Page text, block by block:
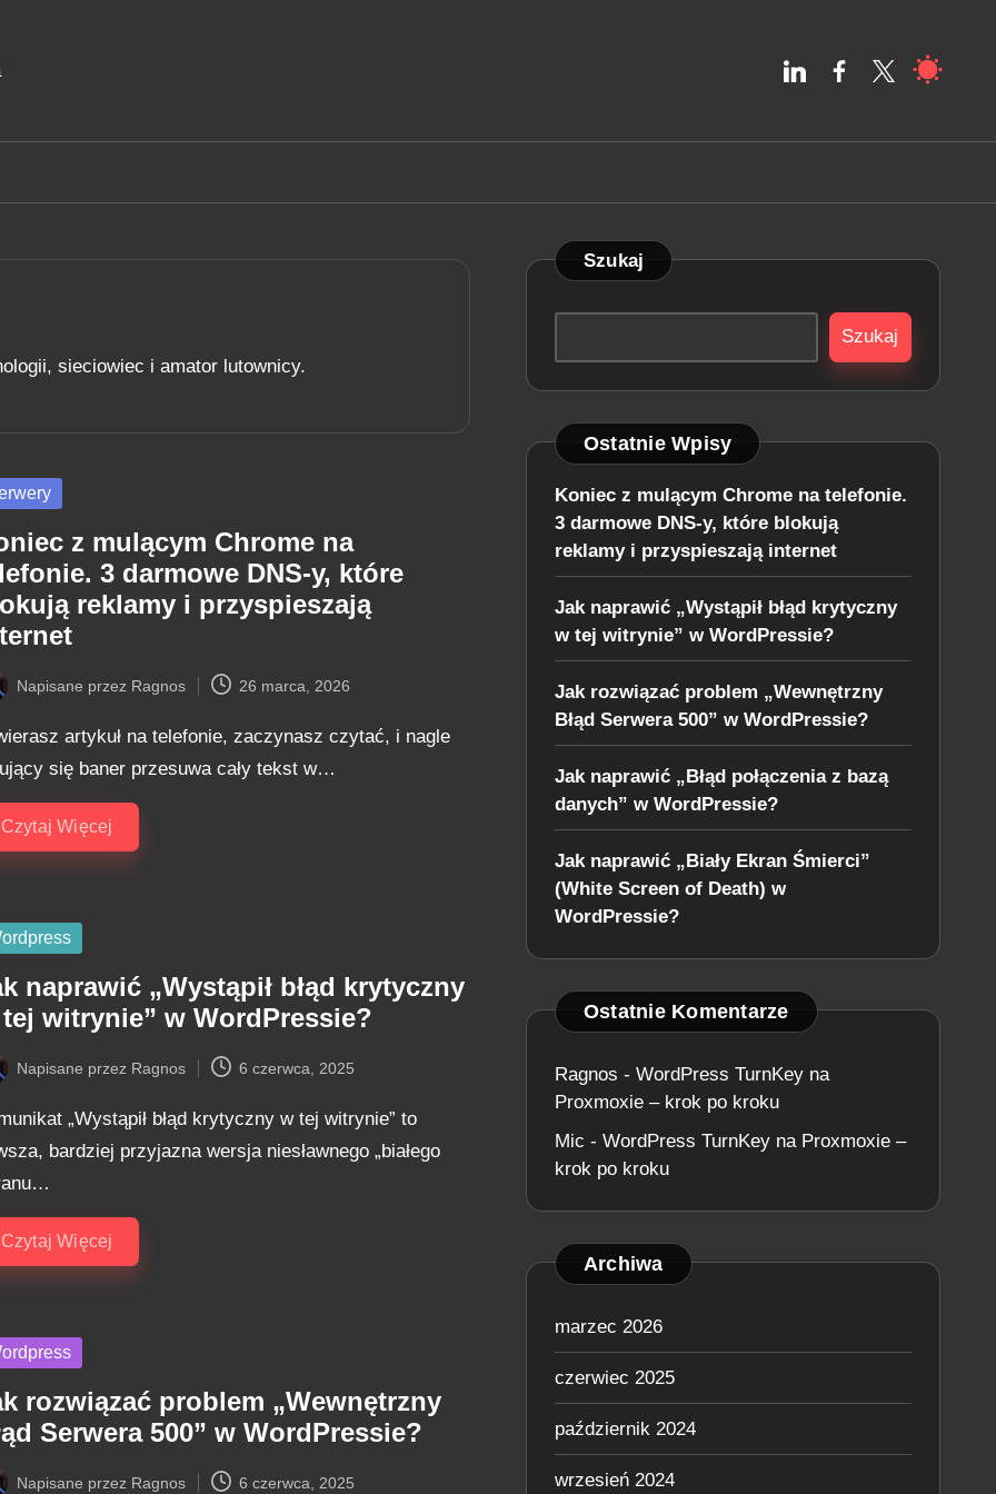
linkedin,comfacebook.com
twitter.com
sieciowiec i amator lutownicy.
z mulącym Chrome na
3 darmowe DNS-y, które
reklamy i przyspieszają
Napisane przez Ragnos 26 marca, 2026
artykuł na telefonie, zaczynasz czytać, i nagle
się baner przesuwa cały tekst w…
Czytaj Więcej
naprawić „Wystąpił błąd krytyczny
witrynie” w WordPressie?
Napisane przez Ragnos 6 czerwca, 2025
„Wystąpił błąd krytyczny w tej witrynie” to
bardziej przyjazna wersja niesławnego „białego
Czytaj Więcej
rozwiązać problem „Wewnętrzny
Serwera 500” w WordPressie?
Napisane przez Ragnos 6 czerwca, 2025
Szukaj
Szukaj
Ostatnie Wpisy
Koniec z mulącym Chrome na telefonie.
3 darmowe DNS-y, które blokują
reklamy i przyspieszają internet
Jak naprawić „Wystąpił błąd krytyczny
w tej witrynie” w WordPressie?
Jak rozwiązać problem „Wewnętrzny
Błąd Serwera 500” w WordPressie?
Jak naprawić „Błąd połączenia z bazą
danych” w WordPressie?
Jak naprawić „Biały Ekran Śmierci”
(White Screen of Death) w
WordPressie?
Ostatnie Komentarze
Ragnos - WordPress TurnKey na
Proxmoxie – krok po kroku
Mic - WordPress TurnKey na Proxmoxie –
krok po kroku
Archiwa
marzec 2026
czerwiec 2025
październik 2024
wrzesień 2024